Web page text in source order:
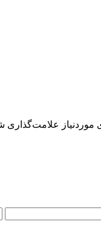
علامت‌گذاری